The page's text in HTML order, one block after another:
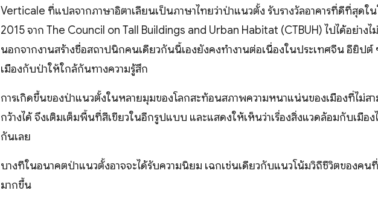
Verticale ที่แปลจากภาษาอิตาเลียนเป็นภาษาไทยว่าป่าแนวตั้ง รับรางวัลอาคารที่ดีที่สุดใ
2015 จาก The Council on Tall Buildings and Urban Habitat (CTBUH) ไปได้อย่างไ
นอกจากงานสร้างชื่อสถาปนิกคนเดียวกันนี้เองยังคงทำงานต่อเนื่องในประเทศจีน อียิปต์
เมืองกับป่าให้ใกล้กันทางความรู้สึก
การเกิดขึ้นของป่าแนวตั้งในหลายมุมของโลกสะท้อนสภาพความหนาแน่นของเมืองที่ไม่สา
กว้างได้ จึงเติมเต็มพื้นที่สีเขียวในอีกรูปแบบ และแสดงให้เห็นว่าเรื่องสิ่งแวดล้อมกับเมือง
กันเลย
บางทีในอนาคตป่าแนวตั้งอาจจะได้รับความนิยม เฉกเช่นเดียวกับแนวโน้มวิถีชีวิตของคน
มากขึ้น